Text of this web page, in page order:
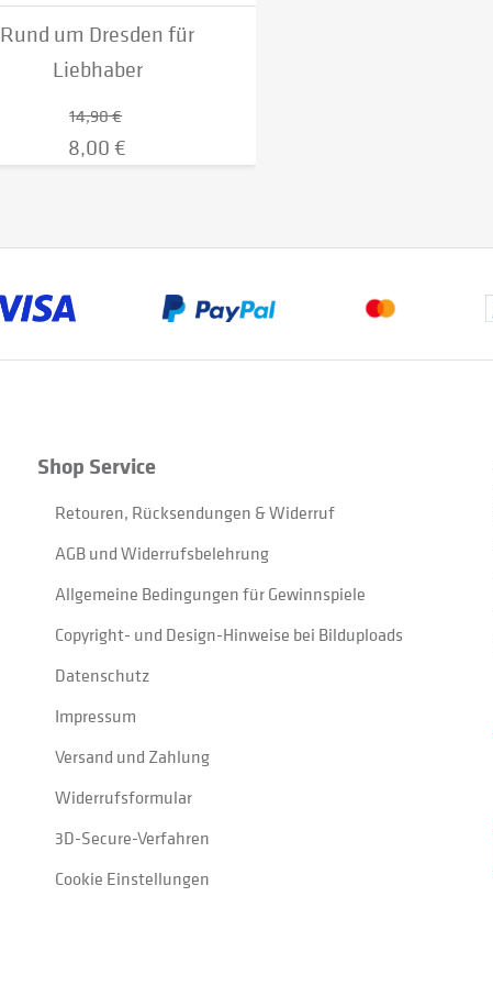
Rund um Dresden für
Liebhaber
14,90 €
8,00 €
Shop Service
Retouren, Rücksendungen & Widerruf
AGB und Widerrufsbelehrung
Allgemeine Bedingungen für Gewinnspiele
Copyright- und Design-Hinweise bei Bilduploads
Datenschutz
Impressum
Versand und Zahlung
Widerrufsformular
3D-Secure-Verfahren
Cookie Einstellungen